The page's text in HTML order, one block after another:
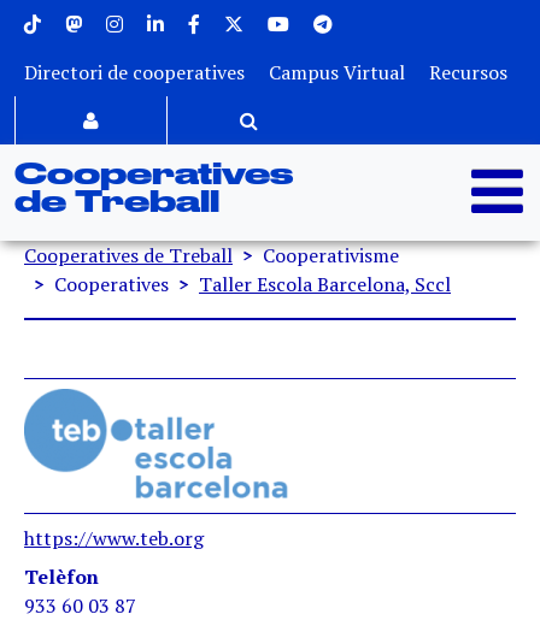
Vés al contingut
Menu superior
Directori de cooperatives Campus Virtual Recursos
Cooperatives
de Treball
Fil d'ariadna
Cooperatives de Treball
Cooperativisme
Cooperatives
Taller Escola Barcelona, Sccl
https://www.teb.org
Telèfon
933 60 03 87